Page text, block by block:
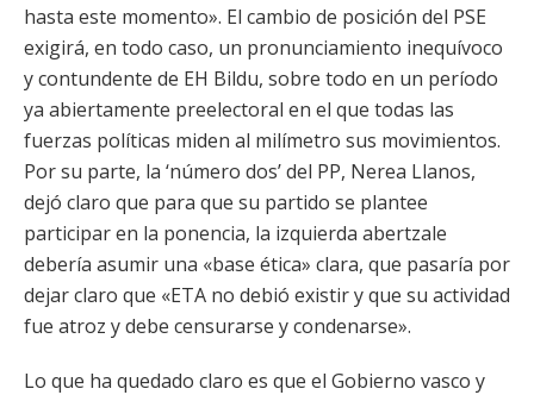
hasta este momento». El cambio de posición del PSE
exigirá, en todo caso, un pronunciamiento inequívoco
y contundente de EH Bildu, sobre todo en un período
ya abiertamente preelectoral en el que todas las
fuerzas políticas miden al milímetro sus movimientos.
Por su parte, la ‘número dos’ del PP, Nerea Llanos,
dejó claro que para que su partido se plantee
participar en la ponencia, la izquierda abertzale
debería asumir una «base ética» clara, que pasaría por
dejar claro que «ETA no debió existir y que su actividad
fue atroz y debe censurarse y condenarse».
Lo que ha quedado claro es que el Gobierno vasco y